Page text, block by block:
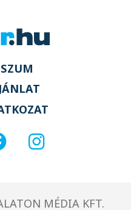
MÉDIA KFT.